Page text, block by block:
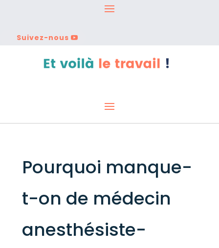
Suivez-nous
Pourquoi manque-
t-on de médecin
anesthésiste-